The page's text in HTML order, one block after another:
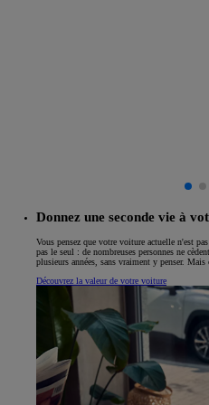
Donnez une seconde vie à
Vous pensez que votre voiture actuelle n'est
pas le seul : de nombreuses personnes ne
plusieurs années, sans vraiment y penser. Mais
Découvrez la valeur de votre voiture